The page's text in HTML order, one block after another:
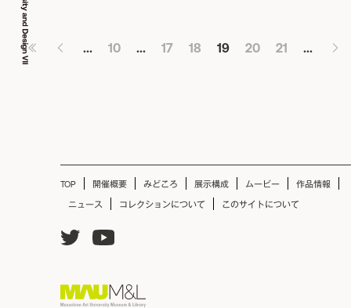
... 10 ... 17 18 19 20 21 ...
TOP 開催概要 みどころ 展示構成 ムービー 作品情報
ニュース コレクションについて このサイトについて